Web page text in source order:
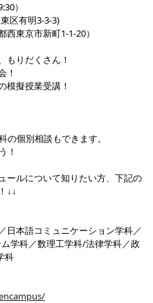
）
区有明3-3-3)
京市新町1-1-20）
もりだくさん！
！
模擬授業受講！
個別相談もできます。
！
ールについて知りたい方、下記の
↓↓
日本語コミュニケーション学科／
学科／数理工学科/法律学科／政
科